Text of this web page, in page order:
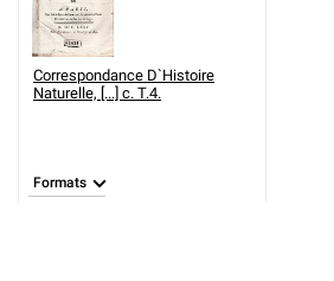
Correspondance D`Histoire
Naturelle, [...] c. T.4.
Formats